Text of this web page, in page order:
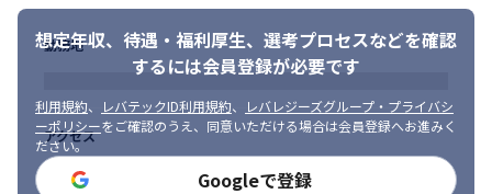
UI/UXデザインに関する知識を活用して設計・開発する。
・プロジェクトの要件を理解し、適切な技術的な解決策を提案
し、その実装をリードする。
・パフォーマンス最適化、クロスブラウザ対応、アクセシビリテ
ィの確保など、高品質なコーディングを推進する。
・チームメンバーと協力して、アジャイルな開発プロセスにおい
てプロジェクトの進捗を追跡し、
スケジュールを管理する。
想定年収、待遇・福利厚生、 選考プロセスなどを確認
するには会員登録が必要です
利用規約、 レバテックID利用規約、
レバレジーズグループ・プライバシ
ーポリシーをご確認のうえ、同意いただける場合は会員登録へお進みく
ださい。
Googleで登録
勤務地
アクセス